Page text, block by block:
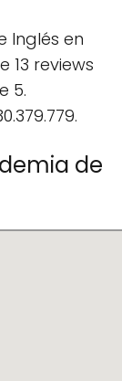
Inglés en
13 reviews
5.
de